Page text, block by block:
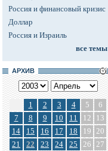
Россия и финансовый кризис
Доллар
Россия и Израиль
все темы
АРХИВ
1 2 3 4 5
6
7
8 9 10 11 12
13
14
15 16 17 18 19 20
21
22 23 24 25 26 27